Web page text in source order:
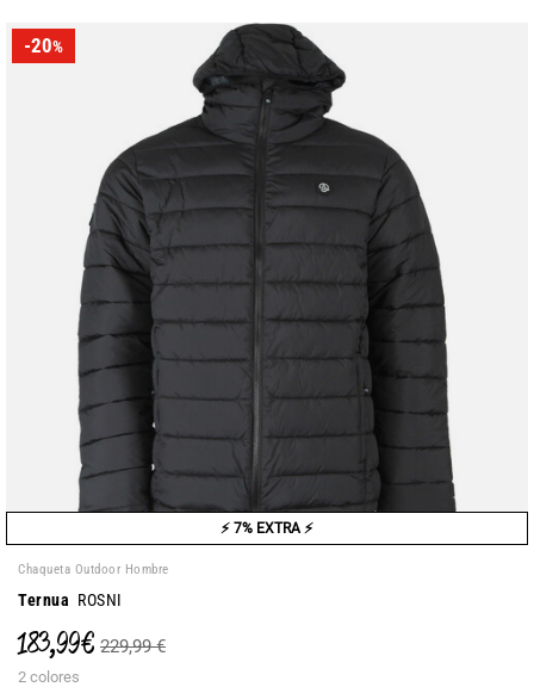
-20%
⚡ 7% EXTRA ⚡
Chaqueta Outdoor Hombre
Ternua ROSNI
183,99 € 229,99 €
2 colores